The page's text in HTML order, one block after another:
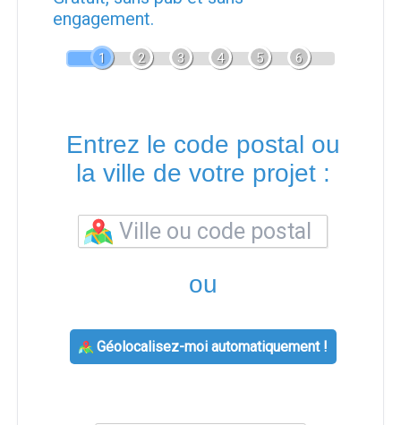
engagement.
1 2 3 4 5 6
Entrez le code postal ou
la ville de votre projet :
ou
Géolocalisez-moi automatiquement !